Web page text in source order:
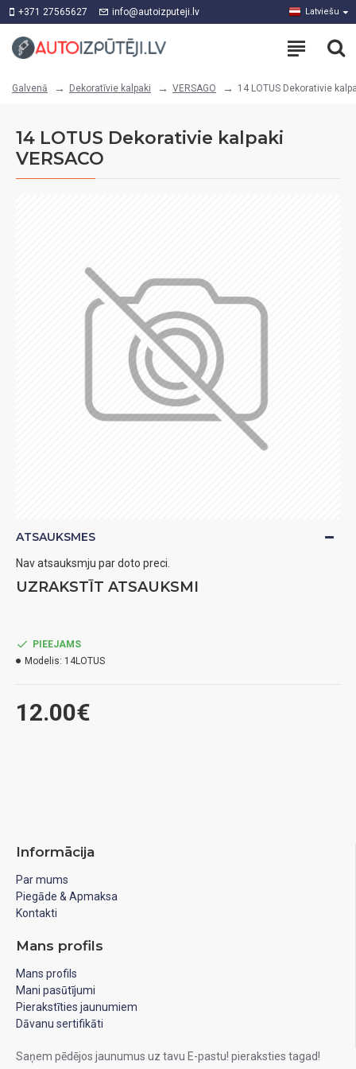
+371 27565627 info@autoizputeji.lv Latviešu
Galvenā Dekoratīvie kalpaki VERSAGO 14 LOTUS Dekorativie
14 LOTUS Dekorativie kalpaki
VERSACO
ATSAUKSMES
Nav atsauksmju par doto preci.
UZRAKSTĪT ATSAUKSMI
12.00€
PIEEJAMS
Modelis: 14LOTUS
Informācija
Par mums
Piegāde & Apmaksa
Kontakti
Mans profils
Mans profils
Mani pasūtījumi
Pierakstīties jaunumiem
Dāvanu sertifikāti
Saņem pēdējos jaunumus uz tavu E-pastu! pieraksties tagad!